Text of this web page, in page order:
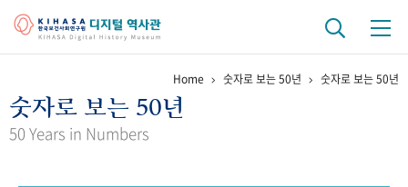
걸어온 길 기관 변천사 역대 기관장
Home 숫자로 보는 50년 숫자로 보는 50년
숫자로 보는 50년
50 Years in Numbers